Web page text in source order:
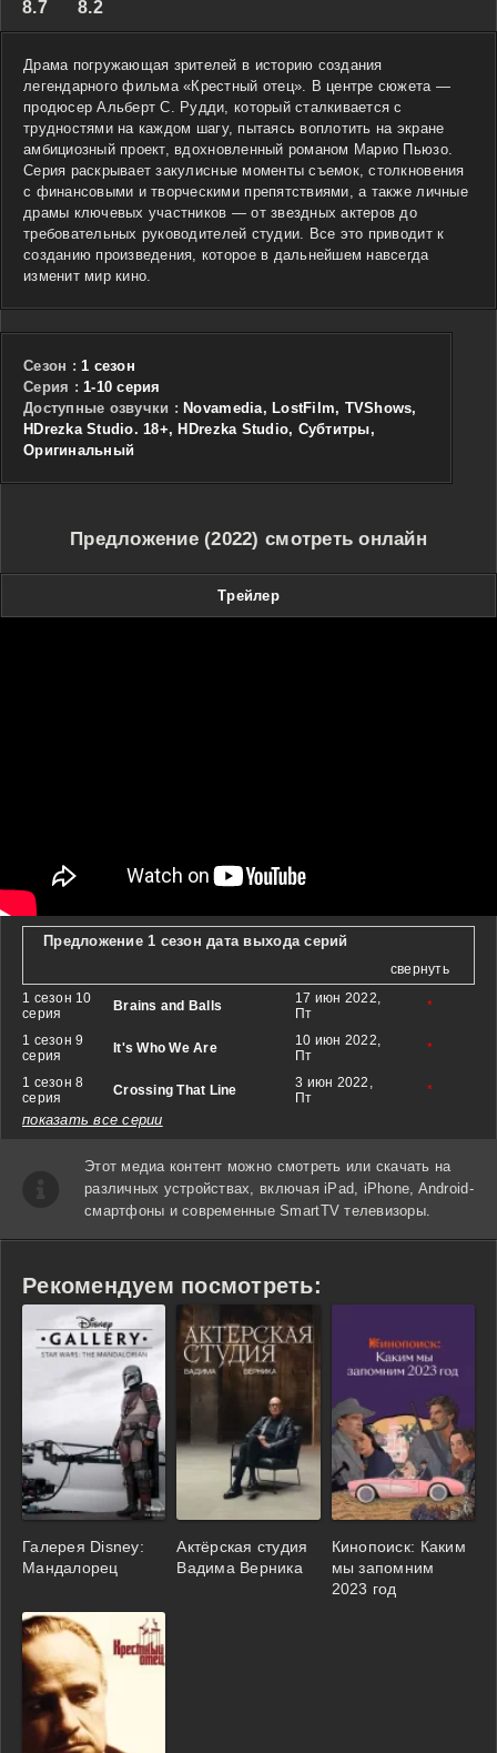
8.7 8.2
Драма погружающая зрителей в историю создания
легендарного фильма «Крестный отец». В центре сюжета —
продюсер Альберт С. Рудди, который сталкивается с
трудностями на каждом шагу, пытаясь воплотить на экране
амбициозный проект, вдохновленный романом Марио Пьюзо.
Серия раскрывает закулисные моменты съемок, столкновения
с финансовыми и творческими препятствиями, а также личные
драмы ключевых участников — от звездных актеров до
требовательных руководителей студии. Все это приводит к
созданию произведения, которое в дальнейшем навсегда
изменит мир кино.
Сезон : 1 сезон
Cерия : 1-10 серия
Доступные озвучки : Novamedia, LostFilm, TVShows,
HDrezka Studio. 18+, HDrezka Studio, Субтитры,
Оригинальный
Предложение (2022) смотреть онлайн
Трейлер
Предложение 1 сезон дата выхода серий
свернуть
1 сезон 10
серия
Brains and Balls
17 июн 2022,
Пт
*
1 сезон 9
серия
It's Who We Are
10 июн 2022,
Пт
*
1 сезон 8
серия
Crossing That Line
3 июн 2022,
Пт
*
показать все серии
Этот медиа контент можно смотреть или скачать на
различных устройствах, включая iPad, iPhone, Android-
смартфоны и современные SmartTV телевизоры.
Рекомендуем посмотреть:
Галерея Disney:
Мандалорец
Актёрская студия
Вадима Верника
Кинопоиск: Каким
мы запомним
2023 год